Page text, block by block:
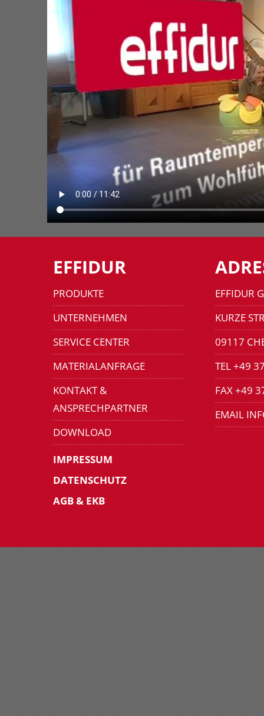
EFFIDUR
PRODUKTE
UNTERNEHMEN
SERVICE CENTER
MATERIALANFRAGE
KONTAKT &
ANSPRECHPARTNER
DOWNLOAD
IMPRESSUM
DATENSCHUTZ
AGB & EKB
EFFIDUR
KURZE
09117
TEL +49
FAX +49
EMAIL